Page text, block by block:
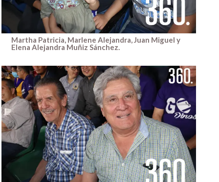
Martha Patricia, Marlene Alejandra, Juan Miguel y
Elena Alejandra Muñiz Sánchez.